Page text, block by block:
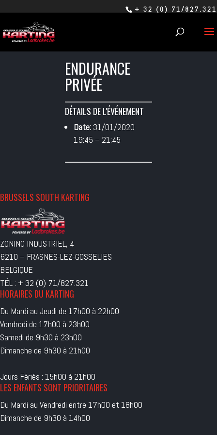
+ 32 (0) 71/827.321
ENDURANCE
PRIVÉE
DÉTAILS DE L'ÉVÉNEMENT
Date: 31/01/2020
19:45 – 21:45
BRUSSELS SOUTH KARTING
ZONING INDUSTRIEL, 4
6210 – FRASNES-LEZ-GOSSELIES
BELGIQUE
TÉL : + 32 (0) 71/827.321
HORAIRES DU KARTING
Du Mardi au Jeudi de 17h00 à 22h00
Vendredi de 17h00 à 23h00
Samedi de 9h30 à 23h00
Dimanche de 9h30 à 21h00
Jours Fériés : 15h00 à 21h00
LES ENFANTS SONT PRIORITAIRES
Du Mardi au Vendredi entre 17h00 et 18h00
Dimanche de 9h30 à 14h00